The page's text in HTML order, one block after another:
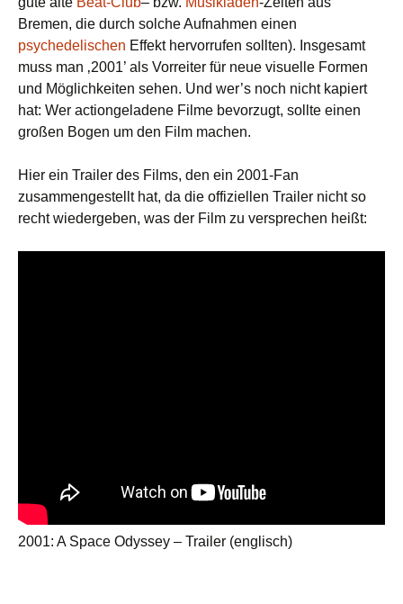
Bremen, die durch solche Aufnahmen einen
psychedelischen Effekt hervorrufen sollten). Insgesamt
muss man ‚2001’ als Vorreiter für neue visuelle Formen
und Möglichkeiten sehen. Und wer’s noch nicht kapiert
hat: Wer actiongeladene Filme bevorzugt, sollte einen
großen Bogen um den Film machen.
Hier ein Trailer des Films, den ein 2001-Fan
zusammengestellt hat, da die offiziellen Trailer nicht so
recht wiedergeben, was der Film zu versprechen heißt:
2001: A Space Odyssey – Trailer (englisch)